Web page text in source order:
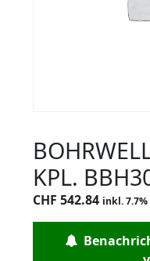
KPL.
CHF 542.84 inkl.